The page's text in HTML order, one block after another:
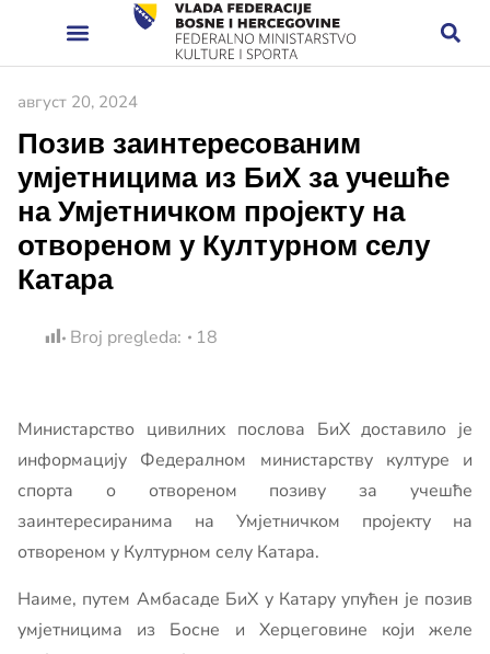
август 20, 2024
Позив заинтересованим
умјетницима из БиХ за учешће
на Умјетничком пројекту на
отвореном у Културном селу
Катара
Broj pregleda: 18
Министарство цивилних послова БиХ доставило је
информацију Федералном министарству културе и
спорта о отвореном позиву за учешће
заинтересиранима на Умјетничком пројекту на
отвореном у Културном селу Катара.
Наиме, путем Амбасаде БиХ у Катару упућен је позив
умјетницима из Босне и Херцеговине који желе